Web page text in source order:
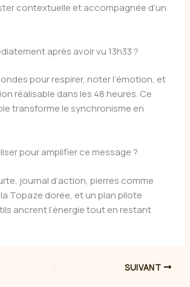
contextuelle et accompagnée d’un
après avoir vu 13h33 ?
pour respirer, noter l’émotion, et
réalisable dans les 48 heures. Ce
transforme le synchronisme en
pour amplifier ce message ?
journal d’action, pierres comme
Topaze dorée, et un plan pilote
ancrent l’énergie tout en restant
SUIVANT